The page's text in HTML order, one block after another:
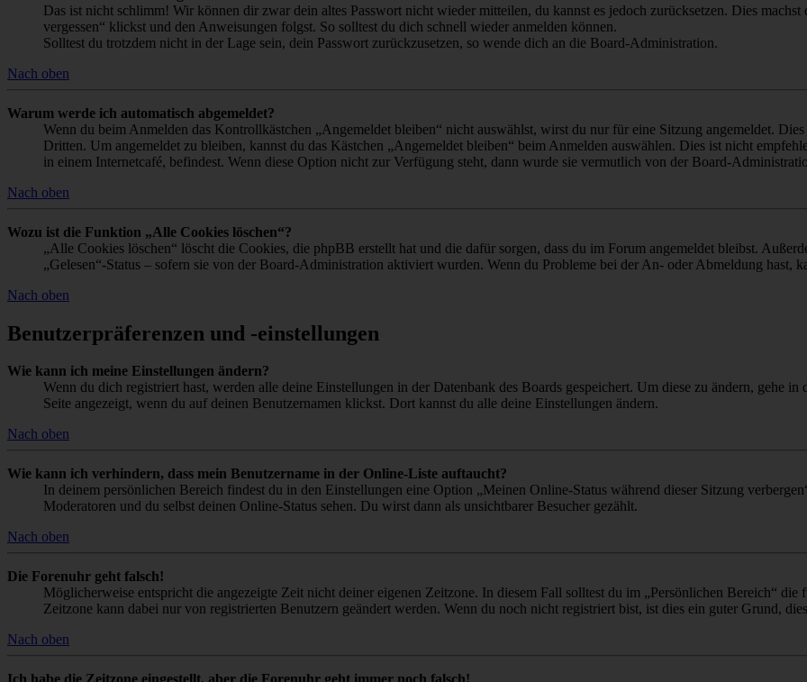
Das ist nicht schlimm! Wir können dir zwar dein altes Passwort nicht wieder mitteilen, du kannst es jedoch zurücksetzen. Dies
vergessen“ klickst und den Anweisungen folgst. So solltest du dich schnell wieder anmelden können.
Solltest du trotzdem nicht in der Lage sein, dein Passwort zurückzusetzen, so wende dich an die Board-Administration.
Nach oben
Warum werde ich automatisch abgemeldet?
Wenn du beim Anmelden das Kontrollkästchen „Angemeldet bleiben“ nicht auswählst, wirst du nur für eine Sitzung angemeldet.
Dritten. Um angemeldet zu bleiben, kannst du das Kästchen „Angemeldet bleiben“ beim Anmelden auswählen. Dies ist nicht
in einem Internetcafé, befindest. Wenn diese Option nicht zur Verfügung steht, dann wurde sie vermutlich von der Board-
Nach oben
Wozu ist die Funktion „Alle Cookies löschen“?
„Alle Cookies löschen“ löscht die Cookies, die phpBB erstellt hat und die dafür sorgen, dass du im Forum angemeldet bleibst.
„Gelesen“-Status – sofern sie von der Board-Administration aktiviert wurden. Wenn du Probleme bei der An- oder Abmeldung hast,
Nach oben
Benutzerpräferenzen und -einstellungen
Wie kann ich meine Einstellungen ändern?
Wenn du dich registriert hast, werden alle deine Einstellungen in der Datenbank des Boards gespeichert. Um diese zu ändern, gehe
Seite angezeigt, wenn du auf deinen Benutzernamen klickst. Dort kannst du alle deine Einstellungen ändern.
Nach oben
Wie kann ich verhindern, dass mein Benutzername in der Online-Liste auftaucht?
In deinem persönlichen Bereich findest du in den Einstellungen eine Option „Meinen Online-Status während dieser Sitzung
Moderatoren und du selbst deinen Online-Status sehen. Du wirst dann als unsichtbarer Besucher gezählt.
Nach oben
Die Forenuhr geht falsch!
Möglicherweise entspricht die angezeigte Zeit nicht deiner eigenen Zeitzone. In diesem Fall solltest du im „Persönlichen Bereich“
Zeitzone kann dabei nur von registrierten Benutzern geändert werden. Wenn du noch nicht registriert bist, ist dies ein guter Grund,
Nach oben